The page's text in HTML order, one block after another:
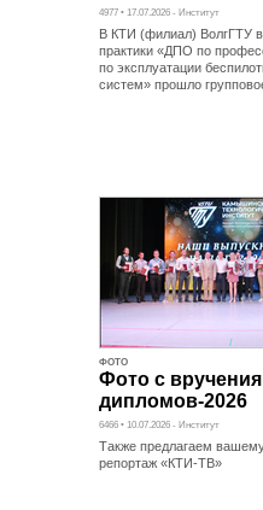
4977 • 17.07.2026 - Институт
В КТИ (филиал) ВолгГТУ
практики «ДПО по
по эксплуатации
систем» прошло
ФОТО
Фото с вручения
дипломов-2026
6466 • 10.07.2026 - Институт
Также предлагаем
репортаж «КТИ-ТВ»